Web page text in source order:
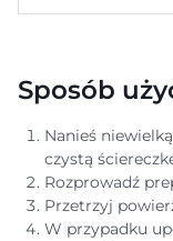
Sposób
Nanieś
czystą
Rozprowadź
Przetrzyj
W przypadku